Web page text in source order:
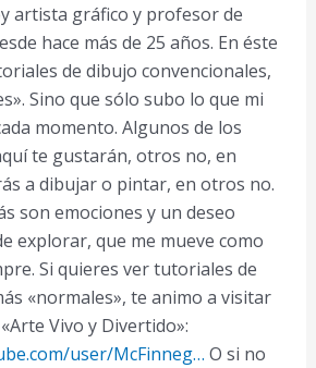
artista gráfico y profesor de
hace más de 25 años. En éste
de dibujo convencionales,
Sino que sólo subo lo que mi
momento. Algunos de los
te gustarán, otros no, en
a dibujar o pintar, en otros no.
son emociones y un deseo
explorar, que me mueve como
Si quieres ver tutoriales de
«normales», te animo a visitar
Vivo y Divertido»:
user/McFinneg… O si no